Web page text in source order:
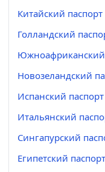
Китайский
Голландский
Южноафриканский
Новозеландский
Испанский паспорт
Итальянский
Сингапурский
Египетский паспорт